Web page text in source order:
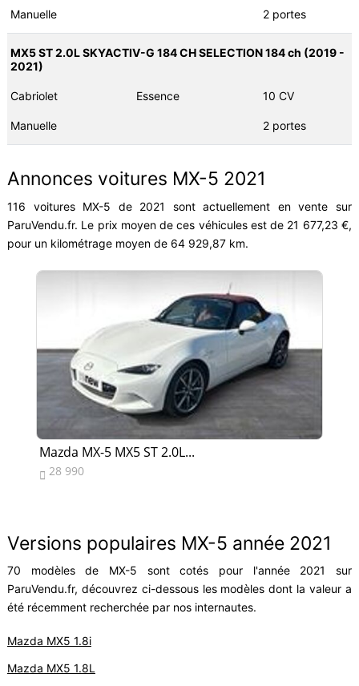
Manuelle 2 portes
MX5 ST 2.0L SKYACTIV-G 184 CH SELECTION 184 ch (2019 -
2021)
Cabriolet Essence 10 CV
Manuelle 2 portes
Annonces voitures MX-5 2021
116 voitures MX-5 de 2021 sont actuellement en vente sur
ParuVendu.fr. Le prix moyen de ces véhicules est de 21 677,23 €,
pour un kilométrage moyen de 64 929,87 km.
Mazda MX-5 MX5 ST 2.0L...
 28 990
Versions populaires MX-5 année 2021
70 modèles de MX-5 sont cotés pour l'année 2021 sur
ParuVendu.fr, découvrez ci-dessous les modèles dont la valeur a
été récemment recherchée par nos internautes.
Mazda MX5 1.8i
Mazda MX5 1.8L